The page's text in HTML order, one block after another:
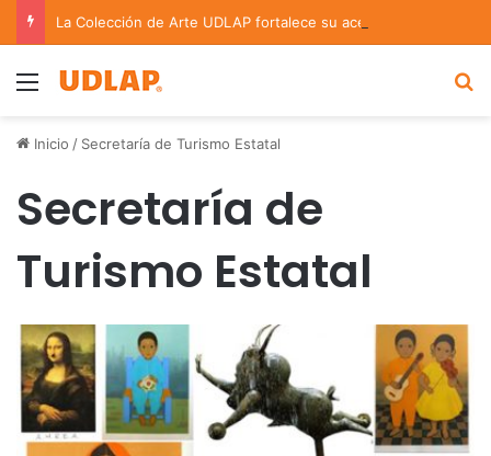
Menu
Inicio / Secretaría de Turismo Estatal
Secretaría de
Turismo Estatal